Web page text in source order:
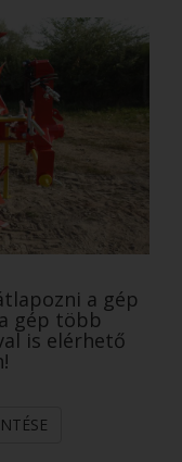
a gép
gép több
is elérhető